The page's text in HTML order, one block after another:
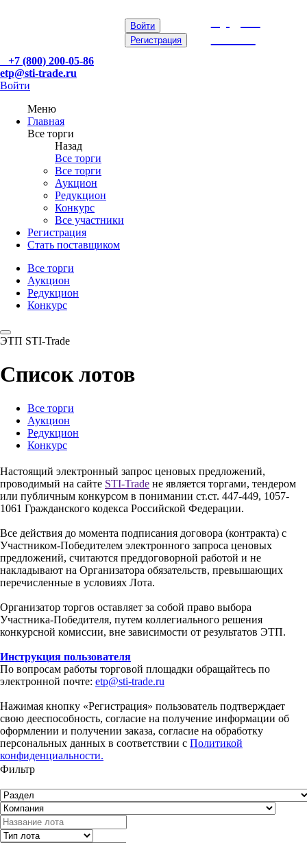
Войти
Регистрация
+7 (800) 200-05-86
etp@sti-trade.ru
Войти
Меню
Главная
Все торги
Назад
Все торги
Все торги
Аукцион
Редукцион
Конкурс
Все участники
Регистрация
Стать поставщиком
Все торги
Аукцион
Редукцион
Конкурс
ЭТП STI-Trade
Список лотов
Все торги
Аукцион
Редукцион
Конкурс
Настоящий электронный запрос ценовых предложений,
проводимый на сайте STI-Trade не является торгами, тендером
или публичным конкурсом в понимании ст.ст. 447-449, 1057-
1061 Гражданского кодекса Российской Федерации.
Все действия до момента подписания договора (контракта) с
Участником-Победителем электронного запроса ценовых
предложений, считаются преддоговорной работой и не
накладывают на Организатора обязательств, превышающих
перечисленные в условиях Лота.
Организатор торгов оставляет за собой право выбора
Участника-Победителя, путем коллегиального решения
конкурсной комиссии, вне зависимости от результатов ЭТП.
Инструкция пользователя
По вопросам работы торговой площадки обращайтесь по
электронной почте: etp@sti-trade.ru
Нажимая кнопку «Регистрация» пользователь подтверждает
свою дееспособность, согласие на получение информации об
оформлении и получении заказа, согласие на обработку
персональных данных в соответствии с Политикой
конфиденциальности.
Фильтр